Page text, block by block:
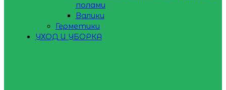
полами
Валики
Герметики
УХОД И УБОРКА